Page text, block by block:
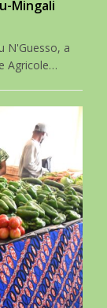
Mingali
N'Guesso, a
Agricole…